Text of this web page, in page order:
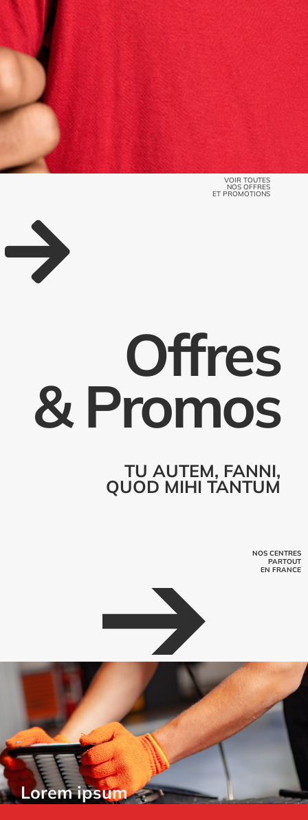
VOIR TOUTES
NOS OFFRES
ET PROMOTIONS
Offres
& Promos
TU AUTEM, FANNI,
QUOD MIHI TANTUM
NOS CENTRES
PARTOUT
EN FRANCE
Lorem ipsum